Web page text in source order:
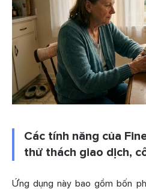
Các tính năng của
thử thách giao dịch,
Ứng dụng này bao gồm bốn